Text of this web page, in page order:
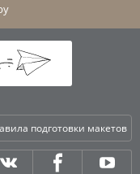
подготовки макетов